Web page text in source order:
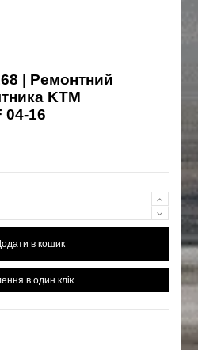
| Ремонтний
KTM
04-16
в кошик
в один клік